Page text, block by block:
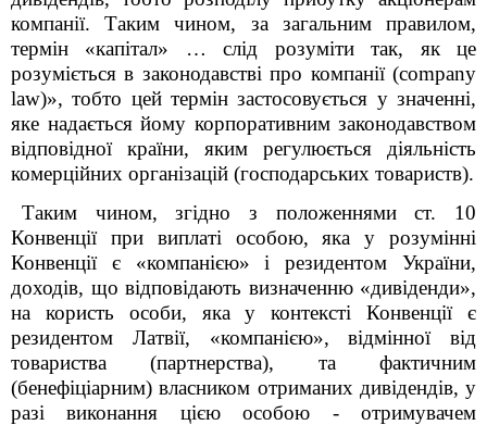
компанії. Таким чином, за загальним правилом,
термін «капітал» … слід розуміти так, як це
розуміється в законодавстві про компанії (company
law)», тобто цей термін застосовується у значенні,
яке надається йому корпоративним законодавством
відповідної країни, яким регулюється діяльність
комерційних організацій (господарських товариств).
Таким чином, згідно з положеннями ст. 10
Конвенції при виплаті особою, яка у розумінні
Конвенції є «компанією» і резидентом України,
доходів, що відповідають визначенню «дивіденди»,
на користь особи, яка у контексті Конвенції є
резидентом Латвії, «компанією», відмінної від
товариства (партнерства), та фактичним
(бенефіціарним) власником отриманих дивідендів, у
разі виконання цією особою - отримувачем